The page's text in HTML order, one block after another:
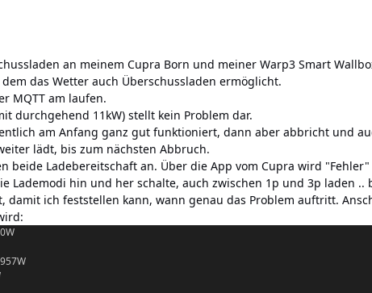
an meinem Cupra Born und meiner Warp3 Smart
das Wetter auch Überschussladen ermöglicht.
MQTT am laufen.
durchgehend 11kW) stellt kein Problem dar.
am Anfang ganz gut funktioniert, dann aber abbricht und
lädt, bis zum nächsten Abbruch.
beide Ladebereitschaft an. Über die App vom Cupra wird
Lademodi hin und her schalte, auch zwischen 1p und 3p laden ..
damit ich feststellen kann, wann genau das Problem auftritt.